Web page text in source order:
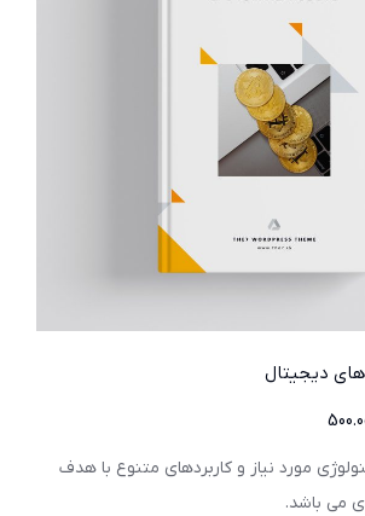
دیجیتال
مورد نیاز و کاربردهای متنوع با هدف
می باشد.